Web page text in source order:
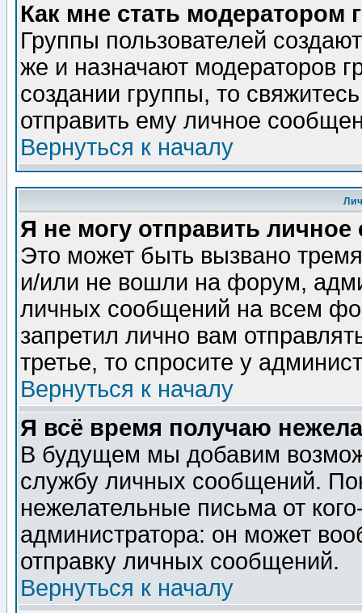
Как мне стать модератором
Группы пользователей
же и назначают модераторов
создании группы, то
отправить ему личное
Вернуться к началу
Я не могу отправить
Это может быть вызвано
и/или не вошли на форум,
личных сообщений на всем
запретил лично вам
третье, то спросите у
Вернуться к началу
Я всё время получаю
В будущем мы добавим
службу личных сообщений.
нежелательные письма от
администратора: он может
отправку личных сообщений.
Вернуться к началу